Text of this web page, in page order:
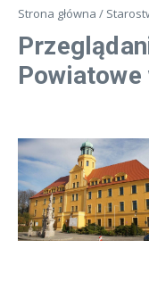
Strona główna /
Powiatowe